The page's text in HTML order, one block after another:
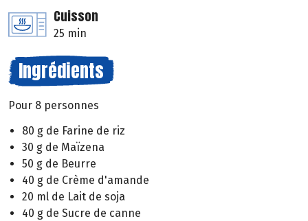
Cuisson
25 min
Ingrédients
Pour 8 personnes
80 g de Farine de riz
30 g de Maïzena
50 g de Beurre
40 g de Crème d'amande
20 ml de Lait de soja
40 g de Sucre de canne